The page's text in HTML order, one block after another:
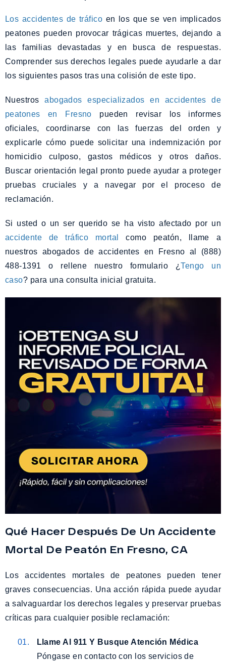
Los accidentes de tráfico en los que se ven implicados
peatones pueden provocar trágicas muertes, dejando a
las familias devastadas y en busca de respuestas.
Comprender sus derechos legales puede ayudarle a dar
los siguientes pasos tras una colisión de este tipo.
Nuestrosabogados especializados en accidentes de
peatones en Fresno pueden revisar los informes
oficiales, coordinarse con las fuerzas del orden y
explicarle cómo puede solicitar una indemnización por
homicidio culposo, gastos médicos y otros daños.
Buscar orientación legal pronto puede ayudar a proteger
pruebas cruciales y a navegar por el proceso de
reclamación.
Si usted o un ser querido se ha visto afectado por un
accidente de tráfico mortal
como peatón, llame a
nuestros abogados de accidentes en Fresno al (888)
488-1391 o rellene nuestro formulario ¿Tengo un
caso? para una consulta inicial gratuita.
Qué Hacer Después De Un Accidente
Mortal De Peatón En Fresno, CA
Los accidentes mortales de peatones pueden tener
graves consecuencias. Una acción rápida puede ayudar
a salvaguardar los derechos legales y preservar pruebas
críticas para cualquier posible reclamación:
Llame Al 911 Y Busque Atención Médica
Póngase en contacto con los servicios de